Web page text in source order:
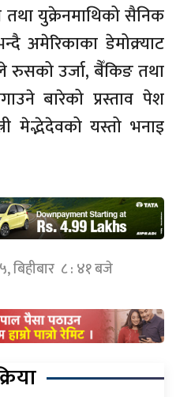
तथा युक्रेनमाथिको सैनिक
अमेरिकाका डेमोक्र्याट
रुसको उर्जा, बैँकिङ तथा
बारेको प्रस्ताव पेश
मेद्भेदेवको यस्तो भनाइ
बिहीबार ८ : ४१ बजे